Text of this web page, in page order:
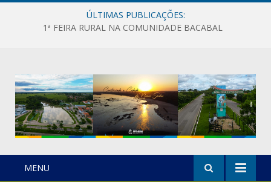
ÚLTIMAS PUBLICAÇÕES:
1ª FEIRA RURAL NA COMUNIDADE BACABAL
MENU